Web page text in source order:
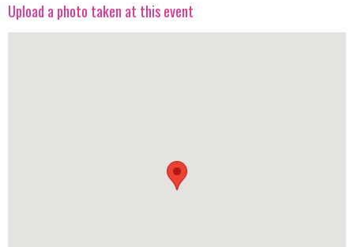
Upload a photo taken at this event